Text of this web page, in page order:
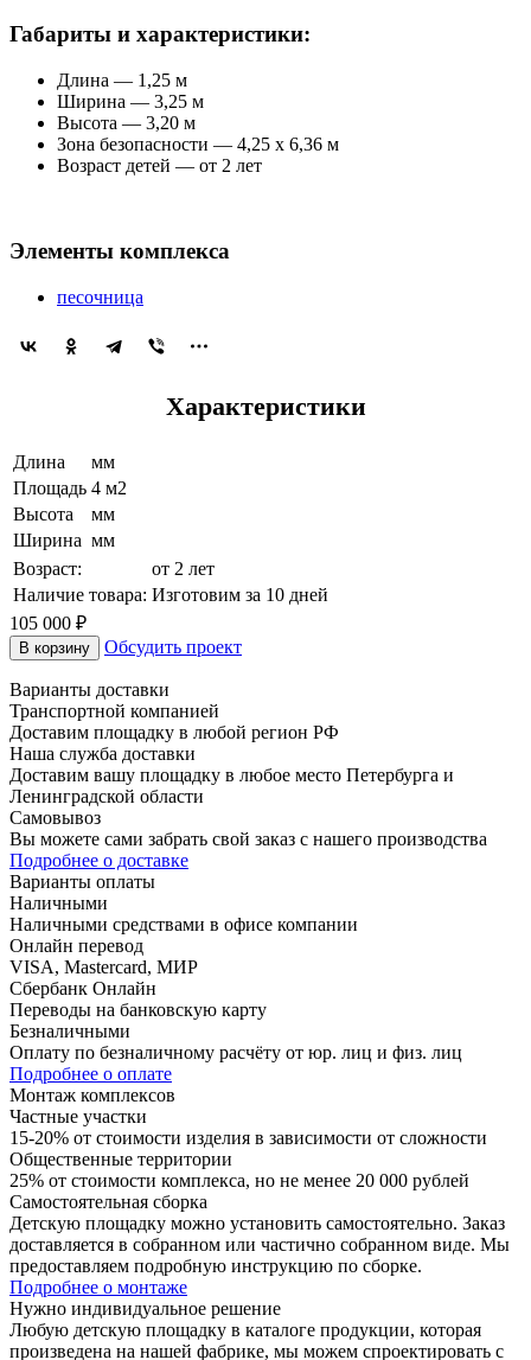
Габариты и характеристики:
Длина — 1,25 м
Ширина — 3,25 м
Высота — 3,20 м
Зона безопасности — 4,25 x 6,36 м
Возраст детей — от 2 лет
Элементы комплекса
песочница
Характеристики
Длина
мм
Площадь 4 м2
Высота
мм
Ширина мм
Возраст:
от 2 лет
Наличие товара: Изготовим за 10 дней
105 000 ₽
В корзину Обсудить проект
Варианты доставки
Транспортной компанией
Доставим площадку в любой регион РФ
Наша служба доставки
Доставим вашу площадку в любое место Петербурга и
Ленинградской области
Самовывоз
Вы можете сами забрать свой заказ с нашего производства
Подробнее о доставке
Варианты оплаты
Наличными
Наличными средствами в офисе компании
Онлайн перевод
VISA, Mastercard, МИР
Сбербанк Онлайн
Переводы на банковскую карту
Безналичными
Оплату по безналичному расчёту от юр. лиц и физ. лиц
Подробнее о оплате
Монтаж комплексов
Частные участки
15-20% от стоимости изделия в зависимости от сложности
Общественные территории
25% от стоимости комплекса, но не менее 20 000 рублей
Самостоятельная сборка
Детскую площадку можно установить самостоятельно. Заказ
доставляется в собранном или частично собранном виде. Мы
предоставляем подробную инструкцию по сборке.
Подробнее о монтаже
Нужно индивидуальное решение
Любую детскую площадку в каталоге продукции, которая
произведена на нашей фабрике, мы можем спроектировать с